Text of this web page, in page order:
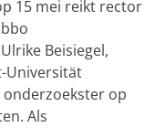
15 mei reikt rector
Beisiegel,
Universität
onderzoekster op
Als